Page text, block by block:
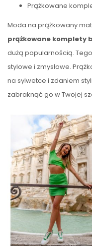
Prążkowane
Moda na prążkowany
prążkowane komplety
dużą popularnością.
stylowe i zmysłowe.
na sylwetce i zdaniem
zabraknąć go w Twojej